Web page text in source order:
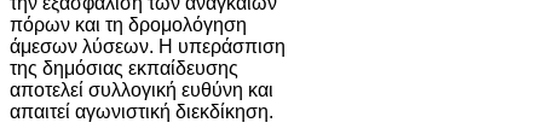
πόρων και τη δρομολόγηση
άμεσων λύσεων. Η υπεράσπιση
της δημόσιας εκπαίδευσης
αποτελεί συλλογική ευθύνη και
απαιτεί αγωνιστική διεκδίκηση.